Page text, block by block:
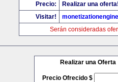
Precio:
Realizar una
Visitar!
Serán consideradas
Realizar una Oferta
Precio Ofrecido $